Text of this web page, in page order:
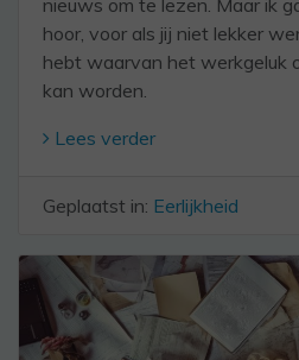
nieuws om te lezen. Maar ik
hoor, voor als jij niet lekker
hebt waarvan het werkgeluk
kan worden.
Lees verder
Geplaatst in: Eerlijkheid